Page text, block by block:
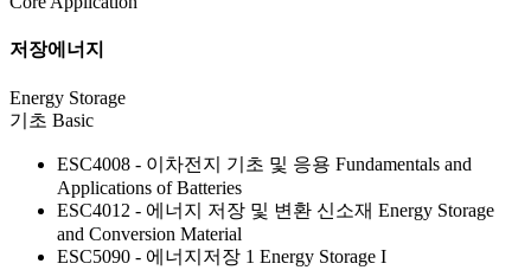
저장에너지
Energy Storage
기초 Basic
ESC4008 - 이차전지 기초 및 응용 Fundamentals and
Applications of Batteries
ESC4012 - 에너지 저장 및 변환 신소재 Energy Storage
and Conversion Material
ESC5090 - 에너지저장 1 Energy Storage I